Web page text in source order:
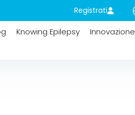
Registrati
Knowing Epilepsy Innovazione